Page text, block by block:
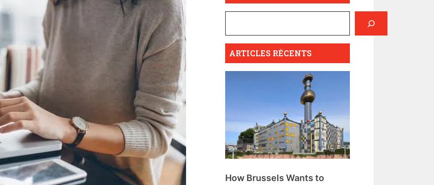
ARTICLES RÉCENTS
How Brussels Wants to